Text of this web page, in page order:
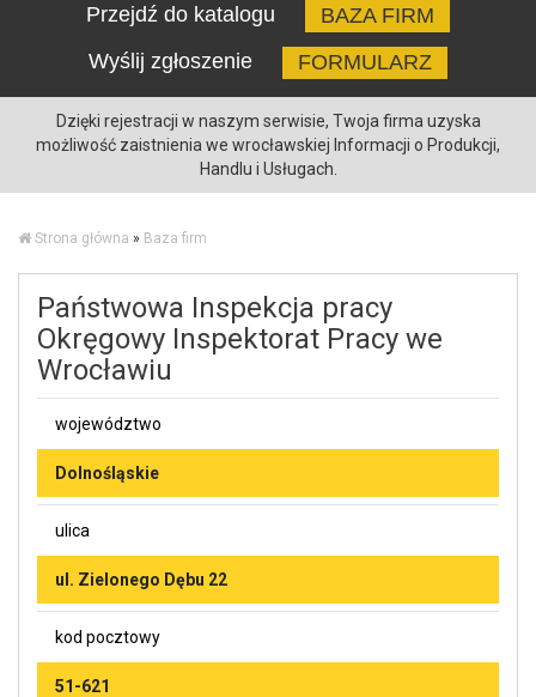
Przejdź do katalogu
BAZA FIRM
Wyślij zgłoszenie
FORMULARZ
Dzięki rejestracji w naszym serwisie, Twoja firma uzyska
możliwość zaistnienia we wrocławskiej Informacji o Produkcji,
Handlu i Usługach.
Strona główna » Baza firm
Państwowa Inspekcja pracy
Okręgowy Inspektorat Pracy we
Wrocławiu
województwo
Dolnośląskie
ulica
ul. Zielonego Dębu 22
kod pocztowy
51-621